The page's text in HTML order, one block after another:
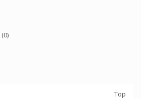
(0)
Top